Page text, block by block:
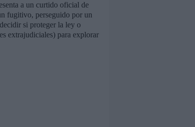
a un curtido oficial de
fugitivo, perseguido por un
si proteger la ley o
extrajudiciales) para explorar